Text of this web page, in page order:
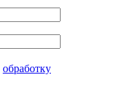
обработку